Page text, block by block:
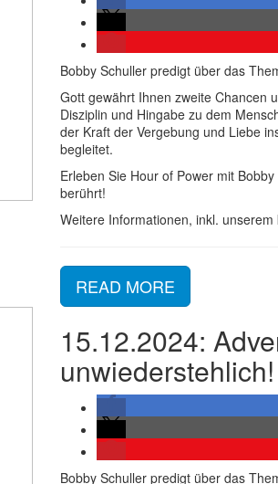
Bobby Schuller predigt über das
Gott gewährt Ihnen zweite Chancen
Disziplin und Hingabe zu dem
der Kraft der Vergebung und Liebe
begleitet.
Erleben Sie Hour of Power mit
berührt!
Weitere Informationen, inkl.
READ MORE
15.12.2024:
unwiederstehlich!
Bobby Schuller predigt über das